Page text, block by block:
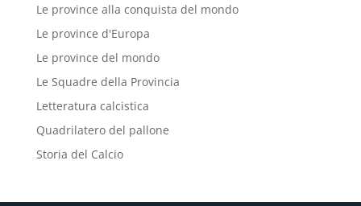
Le province alla conquista del mondo
Le province d'Europa
Le province del mondo
Le Squadre della Provincia
Letteratura calcistica
Quadrilatero del pallone
Storia del Calcio